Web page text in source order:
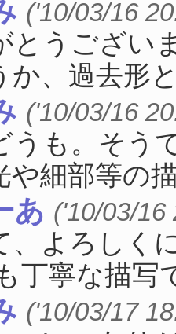
('10/03/16
とうござい
か、過去形
('10/03/16
うも。そう
や細部等の
あ ('10/03/16
、よろしく
丁寧な描写
('10/03/17